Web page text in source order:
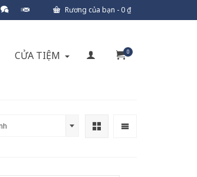
Rương của bạn -0₫
CỬA TIỆM 0